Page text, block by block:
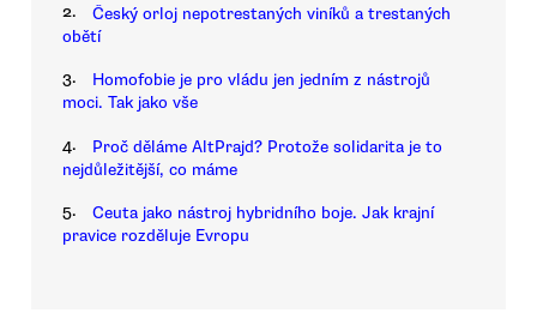
2.
Český orloj nepotrestaných viníků a trestaných
obětí
3.
Homofobie je pro vládu jen jedním z nástrojů
moci. Tak jako vše
4.
Proč děláme AltPrajd? Protože solidarita je to
nejdůležitější, co máme
5.
Ceuta jako nástroj hybridního boje. Jak krajní
pravice rozděluje Evropu